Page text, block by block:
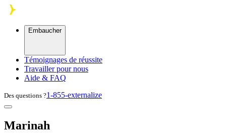
Skip to main content
Embaucher
Témoignages de réussite
Travailler pour nous
Aide & FAQ
Des questions ?1-855-externalize
Marinah